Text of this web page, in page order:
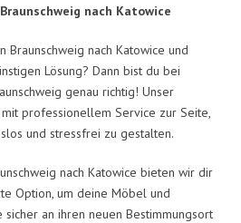
nach Katowice
Braunschweig nach Katowice und
Lösung? Dann bist du bei
genau richtig! Unser
professionellem Service zur Seite,
und stressfrei zu gestalten.
nach Katowice bieten wir dir
Option, um deine Möbel und
an ihren neuen Bestimmungsort